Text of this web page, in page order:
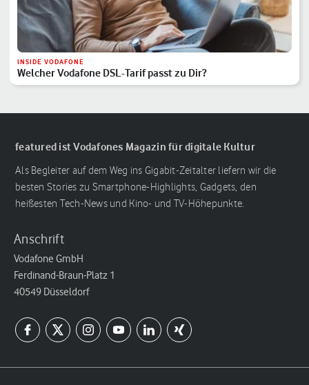
INSIDE VODAFONE
Welcher Vodafone DSL-Tarif passt zu Dir?
featured ist Vodafones Magazin für digitale Kultur
Als Begleiter auf dem Weg ins Gigabit-Zeitalter liefern wir die
besten Stories zu Smartphone-Highlights, Gadgets, den
heißesten Tech-News und Kino- und TV-Höhepunkte.
Anschrift
Vodafone GmbH
Ferdinand-Braun-Platz 1
40549 Düsseldorf